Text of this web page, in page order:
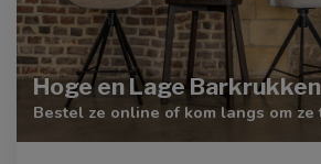
Hoge en Lage Barkrukken
Bestel ze online of kom langs om ze